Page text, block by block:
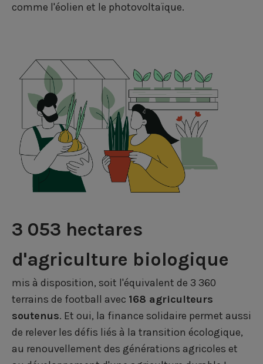
comme l'éolien et le photovoltaïque.
3 053 hectares
d'agriculture biologique
mis à disposition, soit l'équivalent de 3 360
terrains de football avec 168 agriculteurs
soutenus. Et oui, la finance solidaire permet aussi
de relever les défis liés à la transition écologique,
au renouvellement des générations agricoles et